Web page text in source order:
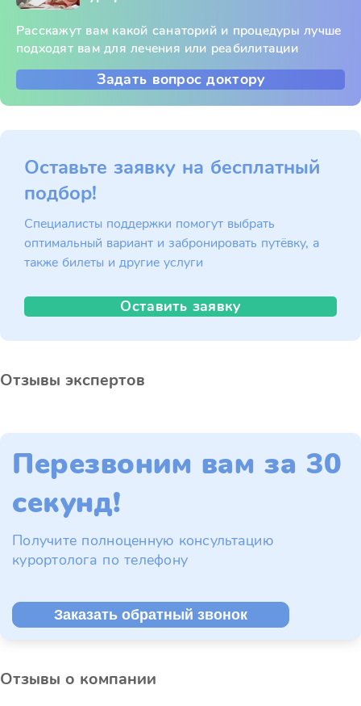
Расскажут вам какой санаторий и процедуры лучше
подходят вам для лечения или реабилитации
Задать вопрос доктору
Оставьте заявку на бесплатный
подбор!
Специалисты поддержки помогут выбрать
оптимальный вариант и забронировать путёвку, а
также билеты и другие услуги
Оставить заявку
Отзывы экспертов
Перезвоним вам за 30
секунд!
Получите полноценную консультацию
курортолога по телефону
Заказать обратный звонок
Отзывы о компании